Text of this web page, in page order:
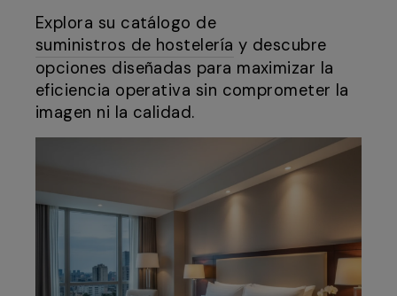
Explora su catálogo de
suministros de hostelería y descubre
opciones diseñadas para maximizar la
eficiencia operativa sin comprometer la
imagen ni la calidad.